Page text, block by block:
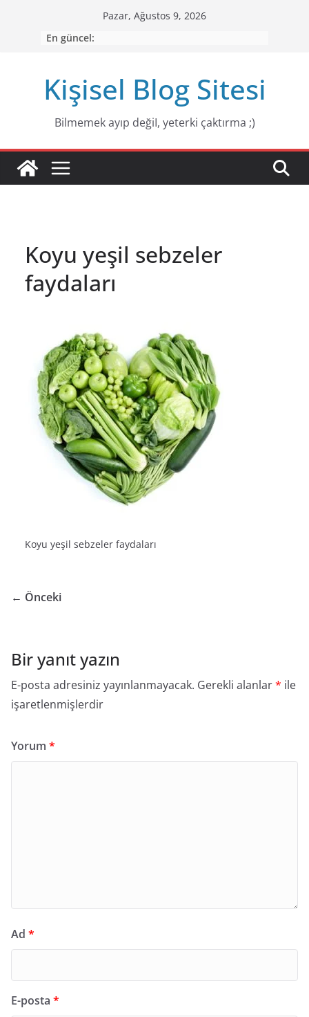
Pazar, Ağustos 9, 2026
En güncel:
Kişisel Blog Sitesi
Bilmemek ayıp değiI, yeterki çaktırma ;)
Koyu yeşil sebzeler
faydaları
Koyu yeşil sebzeler faydaları
← Önceki
Bir yanıt yazın
E-posta adresiniz yayınlanmayacak. Gerekli alanlar* ile
işaretlenmişlerdir
Yorum *
Ad *
E-posta *